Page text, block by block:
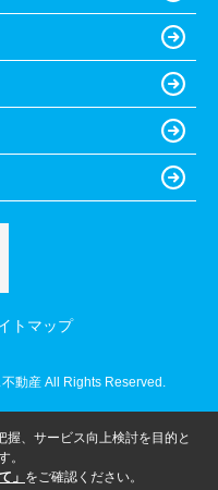
トマップ
動産 All Rights Reserved.
、サービス向上検討を目的と
。
」 をご確認ください。